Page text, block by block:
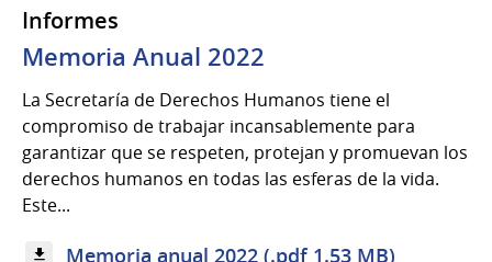
Informes
Memoria Anual 2022
La Secretaría de Derechos Humanos tiene el
compromiso de trabajar incansablemente para
garantizar que se respeten, protejan y promuevan los
derechos humanos en todas las esferas de la vida.
Este...
Memoria anual 2022 (.pdf 1.53 MB)